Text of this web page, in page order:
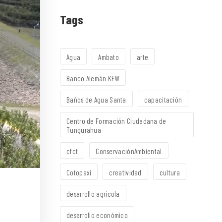
Tags
Agua Ambato arte
Banco Alemán KFW
Baños de Agua Santa capacitación
Centro de Formación Ciudadana de
Tungurahua
cfct ConservaciónAmbiental
Cotopaxi creatividad cultura
desarrollo agrícola
desarrollo económico